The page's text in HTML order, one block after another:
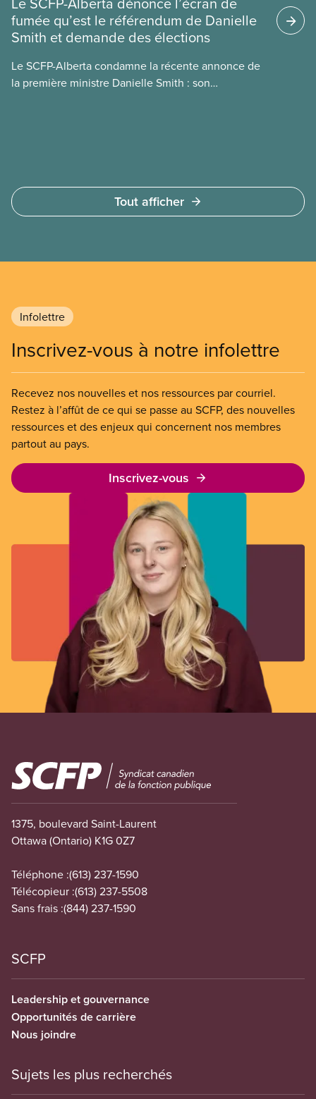
manque de lois et de règlements pour l’encadrer et
de tests menés en amont. Le présent document
d’information porte sur la consommation
environnementales, le rôle du secteur privé dans
l’intensification de ces conséquences et les
fumée qu’est le référendum de Danielle
Smith et demande des élections
Le SCFP-Alberta condamne la récente annonce de
la première ministre Danielle Smith : son
Tout afficher
Infolettre
Inscrivez-vous à notre infolettre
Recevez nos nouvelles et nos ressources par courriel.
Restez à l’affût de ce qui se passe au SCFP, des nouvelles
ressources et des enjeux qui concernent nos membres
partout au pays.
Inscrivez-vous
Image
1375, boulevard Saint-Laurent
Ottawa (Ontario) K1G 0Z7
Téléphone :(613) 237-1590
Télécopieur :(613) 237-5508
Sans frais :(844) 237-1590
SCFP
Leadership et gouvernance
Opportunités de carrière
Nous joindre
Sujets les plus recherchés